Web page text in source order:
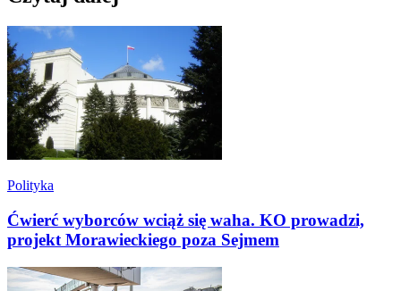
Polityka
Ćwierć wyborców wciąż się waha. KO prowadzi,
projekt Morawieckiego poza Sejmem